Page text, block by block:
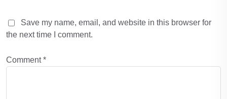
Save my name, email, and website in this browser for
the next time I comment.
Comment*